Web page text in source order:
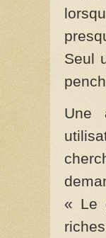
Seul
Une
« Le